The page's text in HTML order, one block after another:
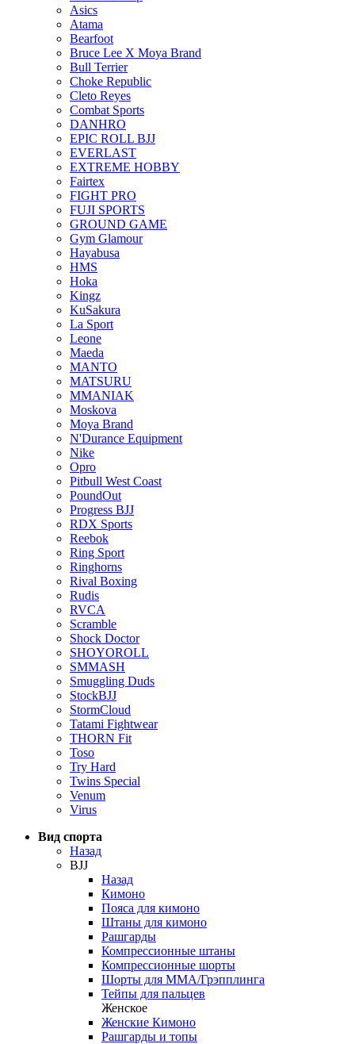
Asics
Atama
Bearfoot
Bruce Lee X Moya Brand
Bull Terrier
Choke Republic
Cleto Reyes
Combat Sports
DANHRO
EPIC ROLL BJJ
EVERLAST
EXTREME HOBBY
Fairtex
FIGHT PRO
FUJI SPORTS
GROUND GAME
Gym Glamour
Hayabusa
HMS
Hoka
Kingz
KuSakura
La Sport
Leone
Maeda
MANTO
MATSURU
MMANIAK
Moskova
Moya Brand
N'Durance Equipment
Nike
Opro
Pitbull West Coast
PoundOut
Progress BJJ
RDX Sports
Reebok
Ring Sport
Ringhorns
Rival Boxing
Rudis
RVCA
Scramble
Shock Doctor
SHOYOROLL
SMMASH
Smuggling Duds
StockBJJ
StormCloud
Tatami Fightwear
THORN Fit
Toso
Try Hard
Twins Special
Venum
Virus
Вид спорта
Назад
BJJ
Назад
Кимоно
Пояса для кимоно
Штаны для кимоно
Рашгарды
Компрессионные штаны
Компрессионные шорты
Шорты для ММА/Грэпплинга
Тейпы для пальцев
Женское
Женские Кимоно
Рашгарды и топы